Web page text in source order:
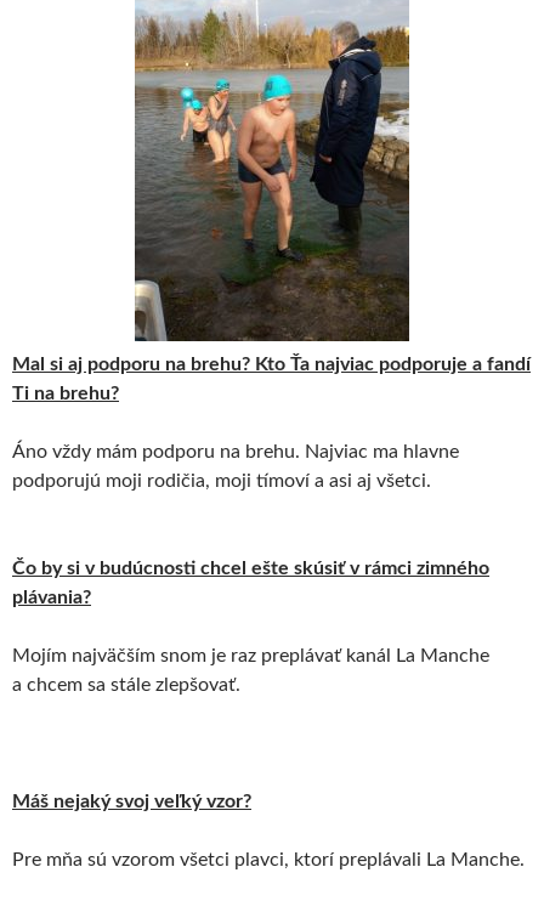
Mal si aj podporu na brehu? Kto Ťa najviac podporuje a fandí
Ti na brehu?
Áno vždy mám podporu na brehu. Najviac ma hlavne
podporujú moji rodičia, moji tímoví a asi aj všetci.
Čo by si v budúcnosti chcel ešte skúsiť v rámci zimného
plávania?
Mojím najväčším snom je raz preplávať kanál La Manche
a chcem sa stále zlepšovať.
Máš nejaký svoj veľký vzor?
Pre mňa sú vzorom všetci plavci, ktorí preplávali La Manche.